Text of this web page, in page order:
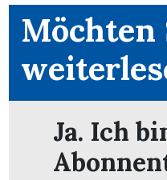
Möchten
Ja. Ich